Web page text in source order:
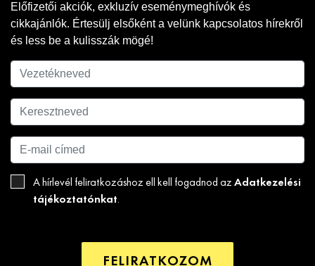
Előfizetői akciók, exkluzív eseménymeghívók és
cikkajánlók. Értesülj elsőként a velünk kapcsolatos hírekről
és less be a kulisszák mögé!
A hírlevél feliratkozáshoz ell kell fogadnod az Adatkezelési
tájékoztatónkat.
FELIRATKOZOM